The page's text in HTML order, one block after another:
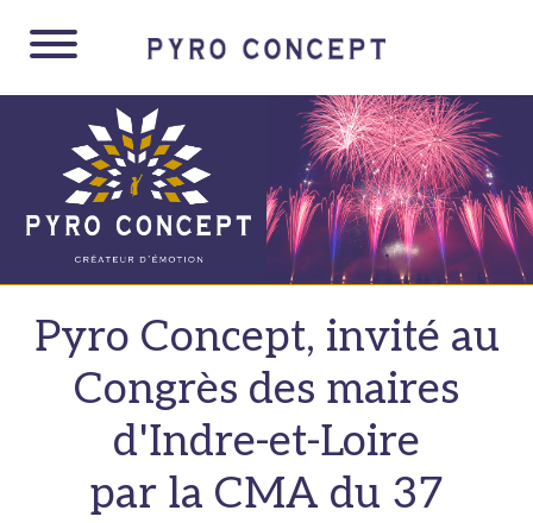
Pyro Concept, invité au
Congrès des maires
d'Indre-et-Loire
par la CMA du 37